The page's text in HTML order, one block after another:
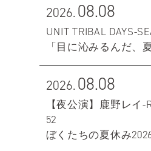
2026.08.08
UNIT TRIBAL DAYS-
「目に沁みるんだ、
2026.08.08
【夜公演】鹿野レイ-
52
ぼくたちの夏休み